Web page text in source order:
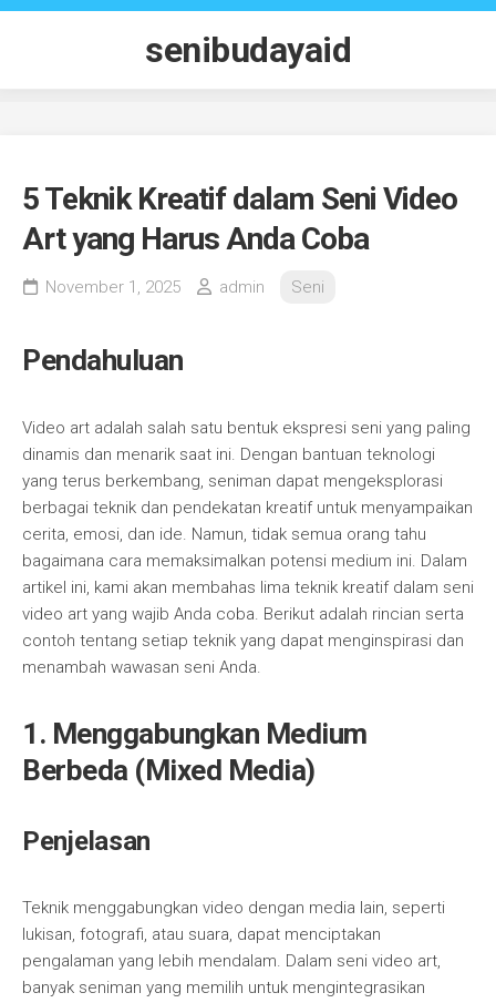
Skip
senibudayaid
5 Teknik Kreatif dalam Seni Video
Art yang Harus Anda Coba
November 1, 2025 admin Seni
Pendahuluan
Video art adalah salah satu bentuk ekspresi seni yang paling
dinamis dan menarik saat ini. Dengan bantuan teknologi
yang terus berkembang, seniman dapat mengeksplorasi
berbagai teknik dan pendekatan kreatif untuk menyampaikan
cerita, emosi, dan ide. Namun, tidak semua orang tahu
bagaimana cara memaksimalkan potensi medium ini. Dalam
artikel ini, kami akan membahas lima teknik kreatif dalam seni
video art yang wajib Anda coba. Berikut adalah rincian serta
contoh tentang setiap teknik yang dapat menginspirasi dan
menambah wawasan seni Anda.
1. Menggabungkan Medium
Berbeda (Mixed Media)
Penjelasan
Teknik menggabungkan video dengan media lain, seperti
lukisan, fotografi, atau suara, dapat menciptakan
pengalaman yang lebih mendalam. Dalam seni video art,
banyak seniman yang memilih untuk mengintegrasikan